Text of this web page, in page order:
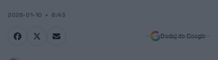
2026-01-10 8:43
Dodaj do Google